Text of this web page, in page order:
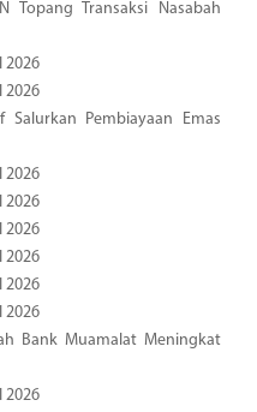
Topang Transaksi Nasabah
2026
2026
Pembiayaan Emas
2026
2026
2026
2026
2026
2026
Bank Muamalat Meningkat
2026